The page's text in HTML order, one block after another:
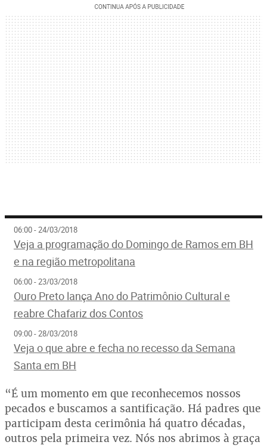
06:00 - 24/03/2018
Veja a programação do Domingo de Ramos em BH
e na região metropolitana
06:00 - 23/03/2018
Ouro Preto lança Ano do Patrimônio Cultural e
reabre Chafariz dos Contos
09:00 - 28/03/2018
Veja o que abre e fecha no recesso da Semana
Santa em BH
“É um momento em que reconhecemos nossos
pecados e buscamos a santificação. Há padres que
participam desta cerimônia há quatro décadas,
outros pela primeira vez. Nós nos abrimos à graça